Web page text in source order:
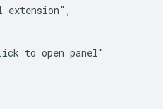
extension",
to open panel"